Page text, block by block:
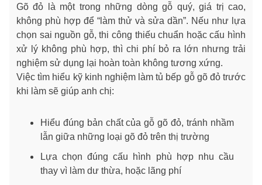
Gõ đỏ là một trong những dòng gỗ quý, giá trị cao,
không phù hợp để “làm thử và sửa dần”. Nếu như lựa
chọn sai nguồn gỗ, thi công thiếu chuẩn hoặc cấu hình
xử lý không phù hợp, thì chi phí bỏ ra lớn nhưng trải
nghiệm sử dụng lại hoàn toàn không tương xứng.
Việc tìm hiểu kỹ kinh nghiệm làm tủ bếp gỗ gõ đỏ trước
khi làm sẽ giúp anh chị:
Hiểu đúng bản chất của gỗ gõ đỏ, tránh nhầm
lẫn giữa những loại gõ đỏ trên thị trường
Lựa chọn đúng cấu hình phù hợp nhu cầu
thay vì làm dư thừa, hoặc lãng phí